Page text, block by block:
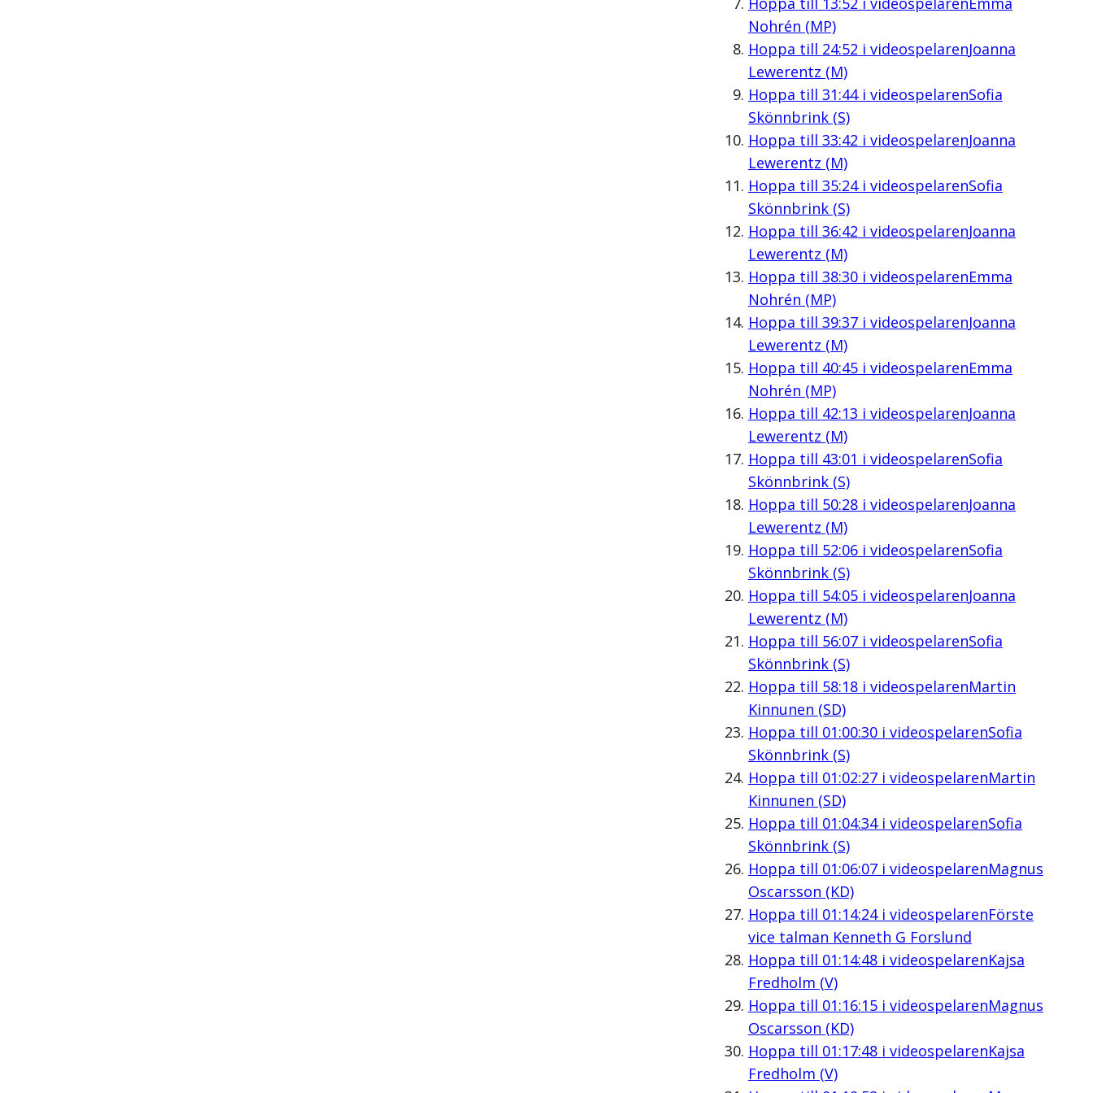
Nohrén (MP)
Hoppa till 24:52 i videospelarenJoanna
Lewerentz (M)
Hoppa till 31:44i videospelarenSofia
Skönnbrink (S)
Hoppa till 33:42 i videospelarenJoanna
Lewerentz (M)
Hoppa till 35:24i videospelarenSofia
Skönnbrink (S)
Hoppa till 36:42 i videospelarenJoanna
Lewerentz (M)
Hoppa till 38:30i videospelarenEmma
Nohrén (MP)
Hoppa till 39:37i videospelarenJoanna
Lewerentz (M)
Hoppa till 40:45i videospelarenEmma
Nohrén (MP)
Hoppa till 42:13 i videospelarenJoanna
Lewerentz (M)
Hoppa till 43:01 i videospelarenSofia
Skönnbrink (S)
Hoppa till 50:28i videospelarenJoanna
Lewerentz (M)
Hoppa till 52:06i videospelarenSofia
Skönnbrink (S)
Hoppa till 54:05i videospelarenJoanna
Lewerentz (M)
Hoppa till 56:07i videospelarenSofia
Skönnbrink (S)
Hoppa till 58:18i videospelarenMartin
Kinnunen (SD)
Hoppa till 01:00:30i videospelarenSofia
Skönnbrink (S)
Hoppa till 01:02:27i videospelarenMartin
Kinnunen (SD)
Hoppa till 01:04:34i videospelarenSofia
Skönnbrink (S)
Hoppa till 01:06:07i videospelarenMagnus
Oscarsson (KD)
Hoppa till 01:14:24i videospelarenFörste
vice talman Kenneth G Forslund
Hoppa till 01:14:48i videospelarenKajsa
Fredholm (V)
Hoppa till 01:16:15i videospelarenMagnus
Oscarsson (KD)
Hoppa till 01:17:48i videospelarenKajsa
Fredholm (V)